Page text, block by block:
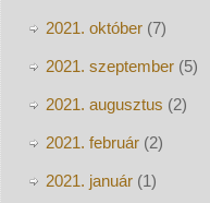
2021. október(7)
2021. szeptember(5)
2021. augusztus (2)
2021. február(2)
2021. január(1)